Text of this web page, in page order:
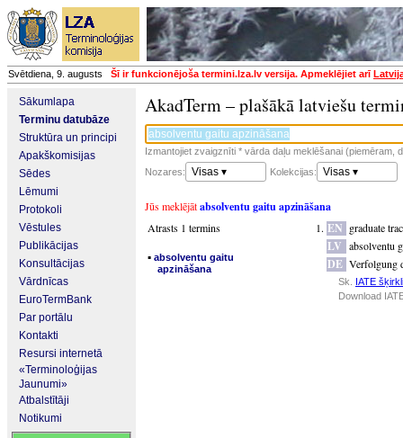
Svētdiena, 9. augusts Šī ir funkcionējoša termini.lza.lv versija. Apmeklējiet arī
Sākumlapa
Terminu datubāze
Struktūra un principi
Apakškomisijas
Sēdes
Lēmumi
Protokoli
Vēstules
Publikācijas
Konsultācijas
Vārdnīcas
EuroTermBank
Par portālu
Kontakti
Resursi internetā
«Terminoloģijas
Jaunumi»
Atbalstītāji
Notikumi
AkadTerm – plašākā latviešu
Izmantojiet zvaigznīti * vārda daļu meklēšanai (piemēram,
Nozares:
Visas ▾ Kolekcijas: Visas ▾
Jūs meklējātabsolventu gaitu apzināšana
Atrasts 1 termins
▪ absolventu gaitu
apzināšana
EN graduate
LV absolventu
DE Verfolgung
Sk. IATE šķirkli
Download